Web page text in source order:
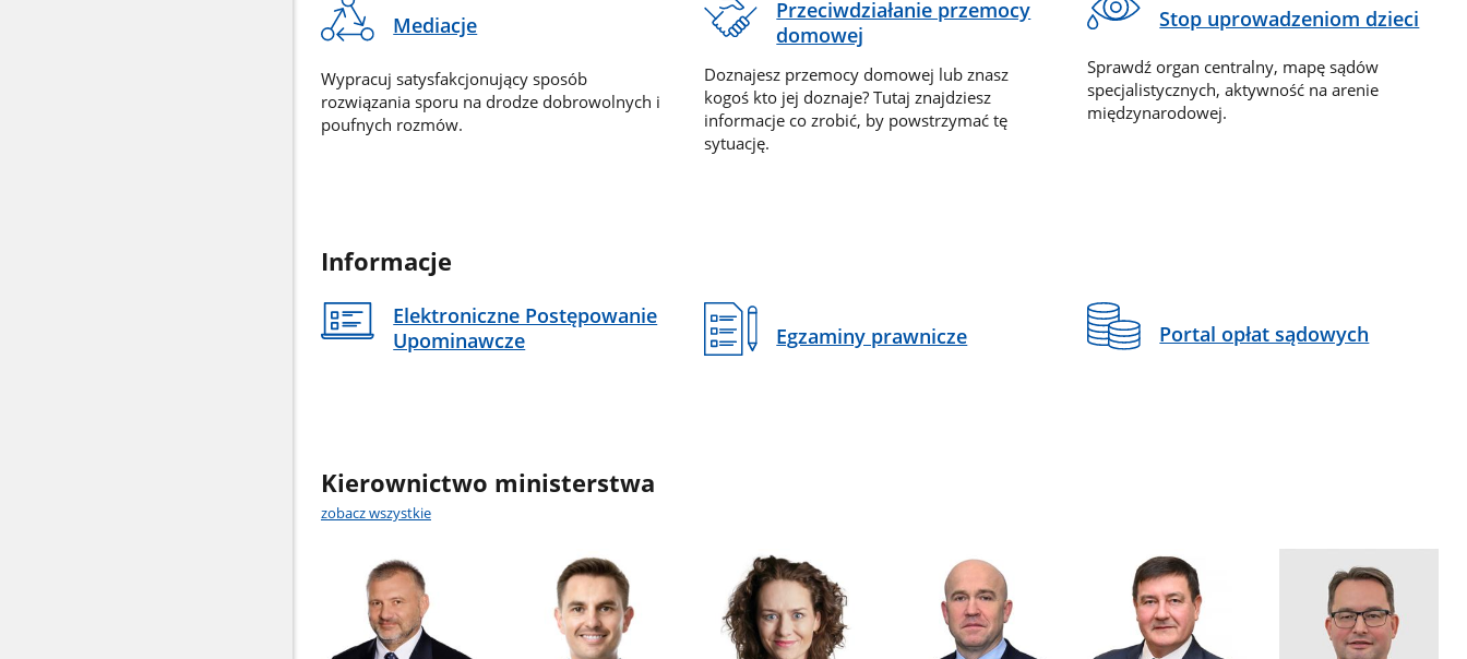
Mediacje
Wypracuj satysfakcjonujący sposób
rozwiązania sporu na drodze dobrowolnych i
poufnych rozmów.
Przeciwdziałanie przemocy
domowej
Doznajesz przemocy domowej lub znasz
kogoś kto jej doznaje? Tutaj znajdziesz
informacje co zrobić, by powstrzymać tę
sytuację.
Stop uprowadzeniom dzieci
Sprawdź organ centralny, mapę sądów
specjalistycznych, aktywność na arenie
międzynarodowej.
Informacje
Elektroniczne Postępowanie
Upominawcze
Egzaminy prawnicze Portal opłat sądowych
Kierownictwo ministerstwa
zobacz wszystkie